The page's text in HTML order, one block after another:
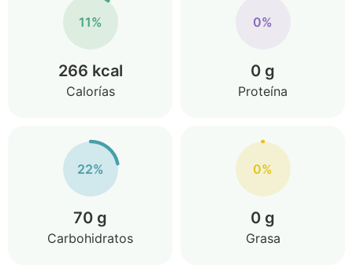
11%
266 kcal
Calorías
0%
0 g
Proteína
22%
70 g
Carbohidratos
0%
0 g
Grasa